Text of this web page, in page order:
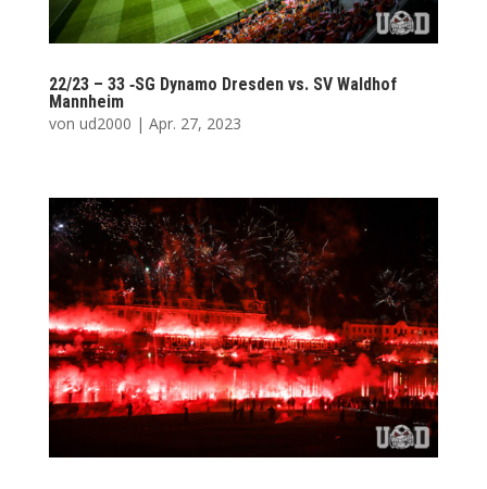
22/23 – 33 ‑SG Dyna­mo Dres­den vs. SV Wald­hof
Mannheim
von ud2000 | Apr. 27, 2023